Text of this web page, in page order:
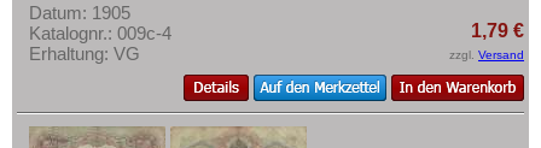
Datum: 1905
Katalognr.: 009c-4
Erhaltung: VG
1,79 €
zzgl. Versand